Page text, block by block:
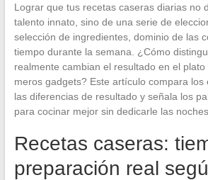
Lograr que tus recetas caseras diarias no
talento innato, sino de una serie de
selección de ingredientes, dominio de las
tiempo durante la semana. ¿Cómo
realmente cambian el resultado en el
meros gadgets? Este artículo compara los
las diferencias de resultado y señala los
para cocinar mejor sin dedicarle las noches.
Recetas caseras:
preparación real